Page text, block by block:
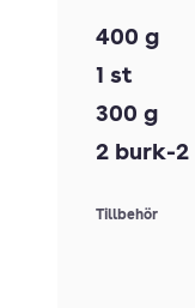
400 g
1 st
300 g
2 burk-2
Tillbehör